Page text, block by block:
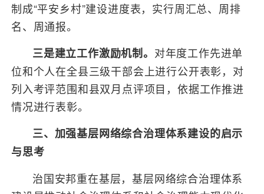
制成“平安乡村”建设进度表，实行周汇总、周排
名、周通报。
三是建立工作激励机制。 对年度工作先进单
位和个人在全县三级干部会上进行公开表彰，对
列入考评范围和县双月点评项目，依据工作推进
情况进行表彰。
三、加强基层网络综合治理体系建设的启示
与思考
治国安邦重在基层，基层网络综合治理体系